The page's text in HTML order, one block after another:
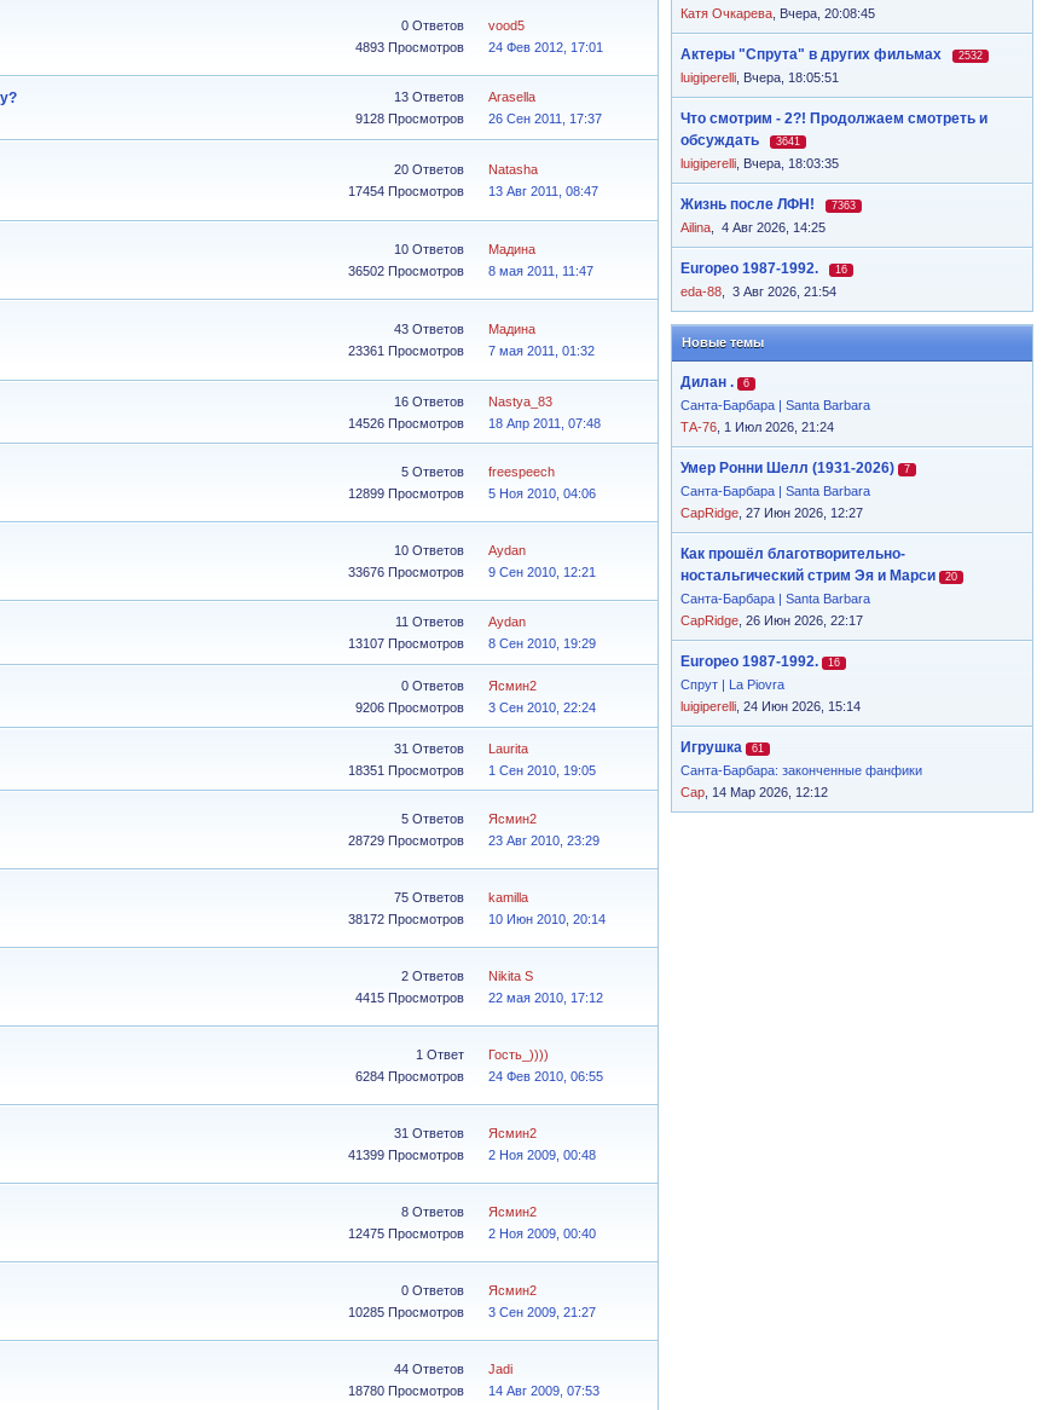
Катя Очкарева Вчера, 20:08:45
Актеры "Спрута" в других фильмах 2532
luigiperelli Вчера, 18:05:51
Что смотрим - 2?! Продолжаем смотреть и
обсуждать
3641
luigiperelli Вчера, 18:03:35
Жизнь после ЛФН! 7363
Ailina 4 Авг 2026, 14:25
Europeo 1987-1992. 16
eda-88 3 Авг 2026, 21:54
Новые темы
Дилан . 6
Санта-Барбара | Santa Barbara
ТА-76 , 1 Июл 2026, 21:24
Умер Ронни Шелл (1931-2026) 7
Санта-Барбара | Santa Barbara
CapRidge , 27 Июн 2026, 12:27
Как прошёл благотворительно-
ностальгический стрим Эя и Марси
20
Санта-Барбара | Santa Barbara
CapRidge , 26 Июн 2026, 22:17
Europeo 1987-1992. 16
Спрут | La Piovra
luigiperelli , 24 Июн 2026, 15:14
Игрушка 61
Санта-Барбара: законченные фанфики
Cap , 14 Мар 2026, 12:12
0 Ответов
4893 Просмотров
vood5
24 Фев 2012, 17:01
13 Ответов
9128 Просмотров
Arasella
26 Сен 2011, 17:37
20 Ответов
17454 Просмотров
Natasha
13 Авг 2011, 08:47
10 Ответов
36502 Просмотров
Мадина
8 мая 2011, 11:47
43 Ответов
23361 Просмотров
Мадина
7 мая 2011, 01:32
16 Ответов
14526 Просмотров
Nastya_83
18 Апр 2011, 07:48
5 Ответов
12899 Просмотров
freespeech
5 Ноя 2010, 04:06
10 Ответов
33676 Просмотров
Aydan
9 Сен 2010, 12:21
11 Ответов
13107 Просмотров
Aydan
8 Сен 2010, 19:29
0 Ответов
9206 Просмотров
Ясмин2
3 Сен 2010, 22:24
31 Ответов
18351 Просмотров
Laurita
1 Сен 2010, 19:05
5 Ответов
28729 Просмотров
Ясмин2
23 Авг 2010, 23:29
75 Ответов
38172 Просмотров
kamilla
10 Июн 2010, 20:14
2 Ответов
4415 Просмотров
Nikita S
22 мая 2010, 17:12
1 Ответ
6284 Просмотров
Гость_))))
24 Фев 2010, 06:55
31 Ответов
41399 Просмотров
Ясмин2
2 Ноя 2009, 00:48
8 Ответов
12475 Просмотров
Ясмин2
2 Ноя 2009, 00:40
0 Ответов
10285 Просмотров
Ясмин2
3 Сен 2009, 21:27
44 Ответов
18780 Просмотров
Jadi
14 Авг 2009, 07:53